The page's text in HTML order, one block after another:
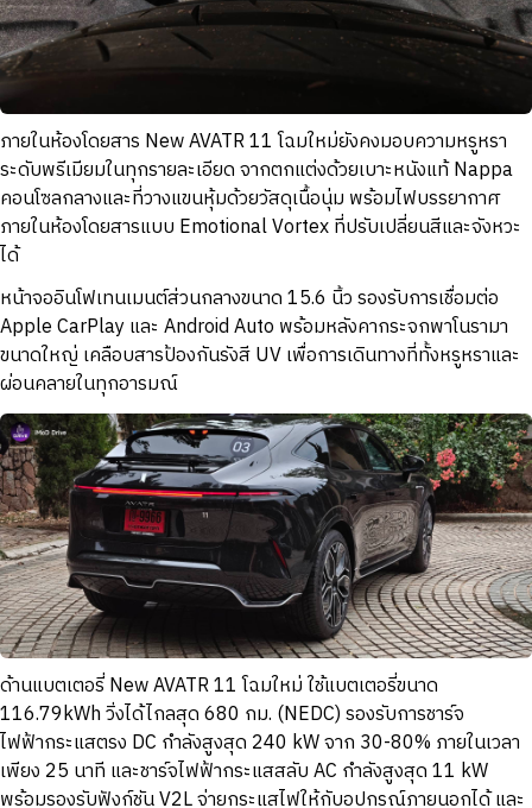
ภายในห้องโดยสาร New AVATR 11 โฉมใหม่ยังคงมอบความหรูหรา
ระดับพรีเมียมในทุกรายละเอียด จากตกแต่งด้วยเบาะหนังแท้ Nappa
คอนโซลกลางและที่วางแขนหุ้มด้วยวัสดุเนื้อนุ่ม พร้อมไฟบรรยากาศ
ภายในห้องโดยสารแบบ Emotional Vortex ที่ปรับเปลี่ยนสีและจังหวะ
ได้
หน้าจออินโฟเทนเมนต์ส่วนกลางขนาด 15.6 นิ้ว รองรับการเชื่อมต่อ
Apple CarPlay และ Android Auto พร้อมหลังคากระจกพาโนรามา
ขนาดใหญ่ เคลือบสารป้องกันรังสี UV เพื่อการเดินทางที่ทั้งหรูหราและ
ผ่อนคลายในทุกอารมณ์
ด้านแบตเตอรี่ New AVATR 11 โฉมใหม่ ใช้แบตเตอรี่ขนาด
116.79kWh วิ่งได้ไกลสุด 680 กม. (NEDC) รองรับการชาร์จ
ไฟฟ้ากระแสตรง DC กำลังสูงสุด 240 kW จาก 30-80% ภายในเวลา
เพียง 25 นาที และชาร์จไฟฟ้ากระแสสลับ AC กำลังสูงสุด 11 kW
พร้อมรองรับฟังก์ชัน V2L จ่ายกระแสไฟให้กับอุปกรณ์ภายนอกได้ และ